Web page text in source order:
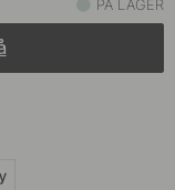
På lager
På lager
PÅ LAGER